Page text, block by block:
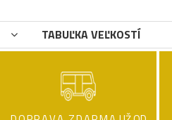
TABUĽKA VEĽKOSTÍ